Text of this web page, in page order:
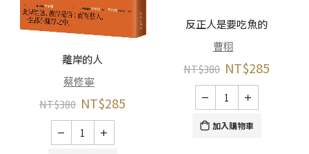
離岸的人
蔡修寧
NT$380 NT$285
反正人是要吃魚的
曹栩
NT$380 NT$285
加入購物車